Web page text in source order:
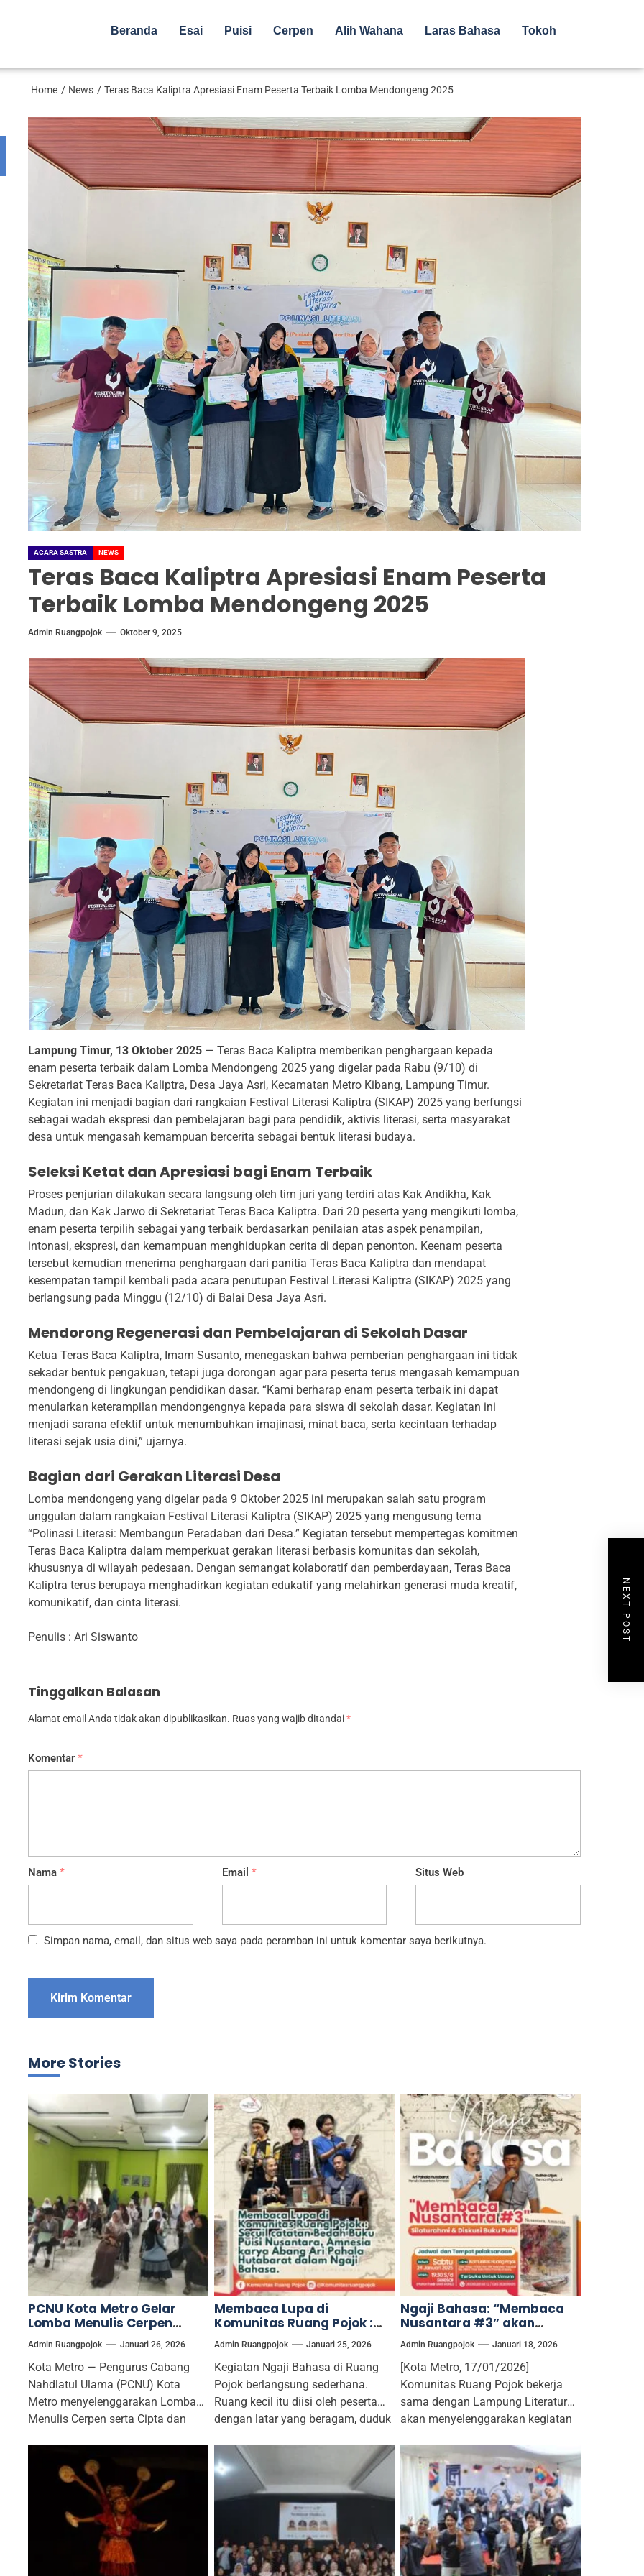
Beranda Esai Puisi Cerpen Alih Wahana Laras Bahasa Tokoh
Home News Teras Baca Kaliptra Apresiasi Enam Peserta Terbaik Lomba Mendongeng 2025
ACARA SASTRA NEWS
Teras Baca Kaliptra Apresiasi Enam Peserta
Terbaik Lomba Mendongeng 2025
Admin Ruangpojok Oktober 9, 2025
Lampung Timur, 13 Oktober 2025 — Teras Baca Kaliptra memberikan penghargaan kepada
enam peserta terbaik dalam Lomba Mendongeng 2025 yang digelar pada Rabu (9/10) di
Sekretariat Teras Baca Kaliptra, Desa Jaya Asri, Kecamatan Metro Kibang, Lampung Timur.
Kegiatan ini menjadi bagian dari rangkaian Festival Literasi Kaliptra (SIKAP) 2025 yang berfungsi
sebagai wadah ekspresi dan pembelajaran bagi para pendidik, aktivis literasi, serta masyarakat
desa untuk mengasah kemampuan bercerita sebagai bentuk literasi budaya.
Seleksi Ketat dan Apresiasi bagi Enam Terbaik
Proses penjurian dilakukan secara langsung oleh tim juri yang terdiri atas Kak Andikha, Kak
Madun, dan Kak Jarwo di Sekretariat Teras Baca Kaliptra. Dari 20 peserta yang mengikuti lomba,
enam peserta terpilih sebagai yang terbaik berdasarkan penilaian atas aspek penampilan,
intonasi, ekspresi, dan kemampuan menghidupkan cerita di depan penonton. Keenam peserta
tersebut kemudian menerima penghargaan dari panitia Teras Baca Kaliptra dan mendapat
kesempatan tampil kembali pada acara penutupan Festival Literasi Kaliptra (SIKAP) 2025 yang
berlangsung pada Minggu (12/10) di Balai Desa Jaya Asri.
Mendorong Regenerasi dan Pembelajaran di Sekolah Dasar
Ketua Teras Baca Kaliptra, Imam Susanto, menegaskan bahwa pemberian penghargaan ini tidak
sekadar bentuk pengakuan, tetapi juga dorongan agar para peserta terus mengasah kemampuan
mendongeng di lingkungan pendidikan dasar. “Kami berharap enam peserta terbaik ini dapat
menularkan keterampilan mendongengnya kepada para siswa di sekolah dasar. Kegiatan ini
menjadi sarana efektif untuk menumbuhkan imajinasi, minat baca, serta kecintaan terhadap
literasi sejak usia dini,” ujarnya.
Bagian dari Gerakan Literasi Desa
Lomba mendongeng yang digelar pada 9 Oktober 2025 ini merupakan salah satu program
unggulan dalam rangkaian Festival Literasi Kaliptra (SIKAP) 2025 yang mengusung tema
“Polinasi Literasi: Membangun Peradaban dari Desa.” Kegiatan tersebut mempertegas komitmen
Teras Baca Kaliptra dalam memperkuat gerakan literasi berbasis komunitas dan sekolah,
khususnya di wilayah pedesaan. Dengan semangat kolaboratif dan pemberdayaan, Teras Baca
Kaliptra terus berupaya menghadirkan kegiatan edukatif yang melahirkan generasi muda kreatif,
komunikatif, dan cinta literasi.
Penulis : Ari Siswanto
Tinggalkan Balasan
Alamat email Anda tidak akan dipublikasikan. Ruas yang wajib ditandai*
Komentar*
Nama* Email * Situs Web
Simpan nama, email, dan situs web saya pada peramban ini untuk komentar saya berikutnya.
NEXT POST
More Stories
PCNU Kota Metro Gelar
Lomba Menulis Cerpen
serta Cipta dan Baca Puisi
Pelajar Sekota Metro.
Admin Ruangpojok Januari 26, 2026
Kota Metro — Pengurus Cabang
Nahdlatul Ulama (PCNU) Kota
Metro menyelenggarakan Lomba
Menulis Cerpen serta Cipta dan
Membaca Lupa di
Komunitas Ruang Pojok :
Secuil catatan Bedah Buku
Puisi Nusantara, Amnesia
karya Abang Ari Pahala
Hutabarat dalam Ngaji
Bahasa.
Admin Ruangpojok Januari 25, 2026
Kegiatan Ngaji Bahasa di Ruang
Pojok berlangsung sederhana.
Ruang kecil itu diisi oleh peserta
dengan latar yang beragam, duduk
Ngaji Bahasa: “Membaca
Nusantara #3” akan
Digelar di Komunitas Ruang
Pojok Kota Metro
Admin Ruangpojok Januari 18, 2026
[Kota Metro, 17/01/2026]
Komunitas Ruang Pojok bekerja
sama dengan Lampung Literature
akan menyelenggarakan kegiatan
Nusantara #3, berupa...